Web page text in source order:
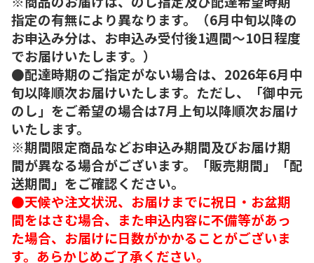
指定の有無により異なります。（6月中旬以降の
お申込み分は、お申込み受付後1週間～10日程度
でお届けいたします。）
●配達時期のご指定がない場合は、2026年6月中
旬以降順次お届けいたします。ただし、「御中元
のし」をご希望の場合は7月上旬以降順次お届け
いたします。
※期間限定商品などお申込み期間及びお届け期
間が異なる場合がございます。「販売期間」「配
送期間」をご確認ください。
●天候や注文状況、お届けまでに祝日・お盆期
間をはさむ場合、また申込内容に不備等があっ
た場合、お届けに日数がかかることがございま
す。あらかじめご了承ください。